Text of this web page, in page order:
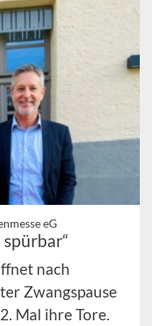
eG
nach
Zwangspause
Mal ihre Tore.